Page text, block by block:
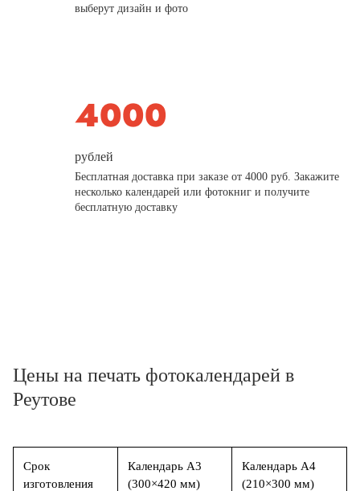
выберут дизайн и фото
рублей
Бесплатная доставка при заказе от 4000 руб. Закажите
несколько календарей или фотокниг и получите
бесплатную доставку
Цены на печать фотокалендарей в
Реутове
Срок
изготовления
Календарь А3
(300×420 мм)
Календарь А4
(210×300 мм)